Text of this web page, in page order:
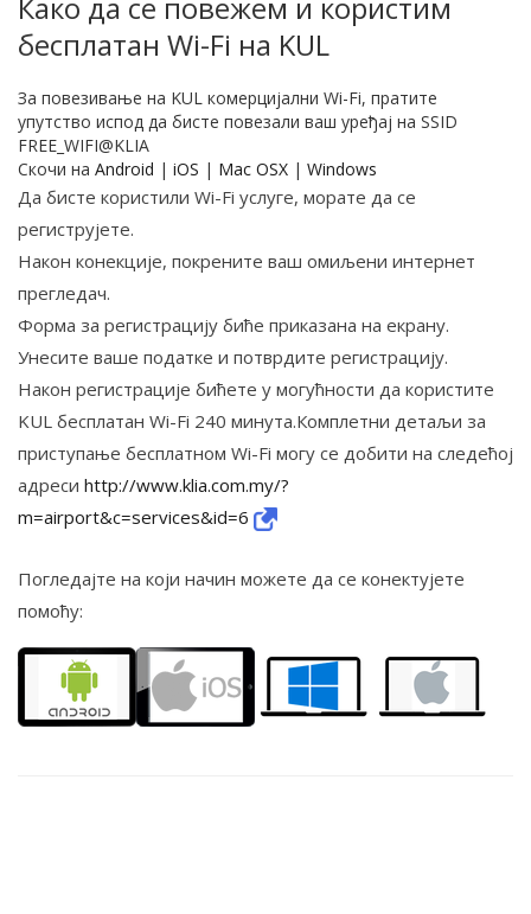
Како да се повежем и користим
бесплатан Wi-Fi на KUL
За повезивање на KUL комерцијални Wi-Fi, пратите
упутство испод да бисте повезали ваш уређај на SSID
FREE_WIFI@KLIA
Скочи на Android | iOS | Mac OSX | Windows
Да бисте користили Wi-Fi услуге, морате да се
региструјете.
Након конекције, покрените ваш омиљени интернет
прегледач.
Форма за регистрацију биће приказана на екрану.
Унесите ваше податке и потврдите регистрацију.
Након регистрације бићете у могућности да користите
KUL бесплатан Wi-Fi 240 минута.Комплетни детаљи за
приступање бесплатном Wi-Fi могу се добити на следећој
адреси http://www.klia.com.my/?
m=airport&c=services&id=6
Погледајте на који начин можете да се конектујете
помоћу: